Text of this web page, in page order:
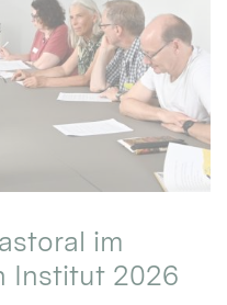
im
Institut 2026